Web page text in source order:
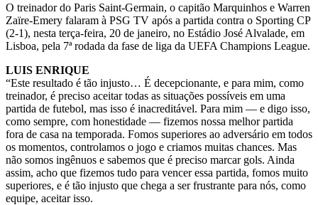
O treinador do Paris Saint-Germain, o capitão Marquinhos e Warren
Zaïre-Emery falaram à PSG TV após a partida contra o Sporting CP
(2-1), nesta terça-feira, 20 de janeiro, no Estádio José Alvalade, em
Lisboa, pela 7ª rodada da fase de liga da UEFA Champions League.
LUIS ENRIQUE
“Este resultado é tão injusto… É decepcionante, e para mim, como
treinador, é preciso aceitar todas as situações possíveis em uma
partida de futebol, mas isso é inacreditável. Para mim — e digo isso,
como sempre, com honestidade — fizemos nossa melhor partida
fora de casa na temporada. Fomos superiores ao adversário em todos
os momentos, controlamos o jogo e criamos muitas chances. Mas
não somos ingênuos e sabemos que é preciso marcar gols. Ainda
assim, acho que fizemos tudo para vencer essa partida, fomos muito
superiores, e é tão injusto que chega a ser frustrante para nós, como
equipe, aceitar isso.